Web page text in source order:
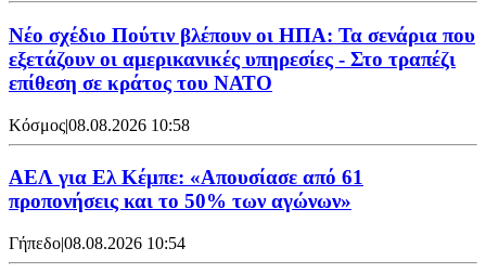
Νέο σχέδιο Πούτιν βλέπουν οι ΗΠΑ: Τα σενάρια που
εξετάζουν οι αμερικανικές υπηρεσίες - Στο τραπέζι
επίθεση σε κράτος του ΝΑΤΟ
Κόσμος|08.08.2026 10:58
ΑΕΛ για Ελ Κέμπε: «Απουσίασε από 61
προπονήσεις και το 50% των αγώνων»
Γήπεδο|08.08.2026 10:54